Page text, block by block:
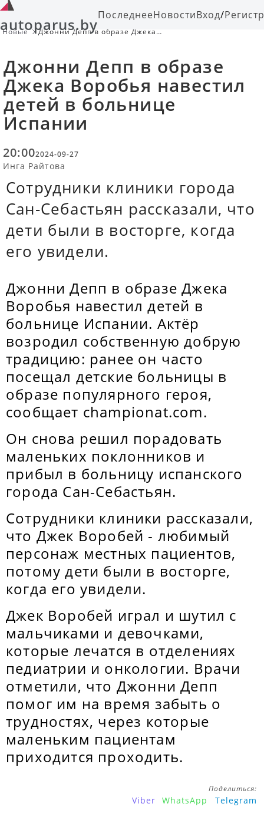
autoparus.byПоследнееНовостиВход/
Новые
Джонни Депп в образе Джека
Джонни Депп в образе
Джека Воробья навестил
детей в больнице
Испании
20:002024-09-27
Инга Райтова
Сотрудники клиники города
Сан-Себастьян рассказали, что
дети были в восторге, когда
его увидели.
Джонни Депп в образе Джека
Воробья навестил детей в
больнице Испании. Актёр
возродил собственную добрую
традицию: ранее он часто
посещал детские больницы в
образе популярного героя,
сообщает championat.com.
Он снова решил порадовать
маленьких поклонников и
прибыл в больницу испанского
города Сан-Себастьян.
Сотрудники клиники рассказали,
что Джек Воробей - любимый
персонаж местных пациентов,
потому дети были в восторге,
когда его увидели.
Джек Воробей играл и шутил с
мальчиками и девочками,
которые лечатся в отделениях
педиатрии и онкологии. Врачи
отметили, что Джонни Депп
помог им на время забыть о
трудностях, через которые
маленьким пациентам
приходится проходить.
Поделиться:
Viber WhatsApp Telegram